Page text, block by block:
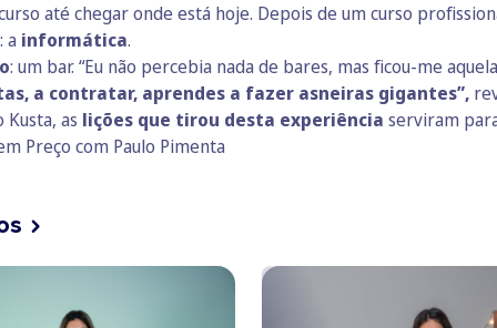
até chegar onde está hoje. Depois de um curso
a informática.
: um bar. “Eu não percebia nada de bares, mas ficou-me
a contratar, aprendes a fazer asneiras gigantes”,
Kusta, as lições que tirou desta experiência serviram
Preço com Paulo Pimenta